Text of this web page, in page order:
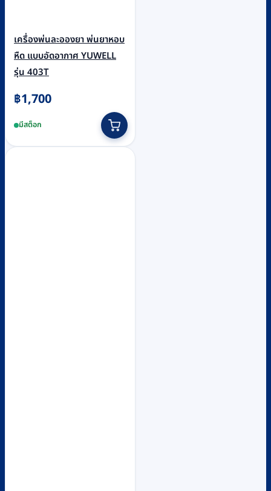
เครื่องพ่นละอองยา พ่นยาหอบ
หืด แบบอัดอากาศ YUWELL
รุ่น 403T
฿1,700
มีสต็อก